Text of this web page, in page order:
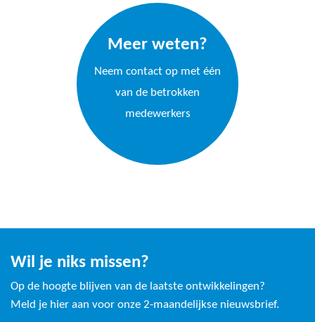
Meer weten?
Neem contact op met één
van de betrokken
medewerkers
Wil je niks missen?
Op de hoogte blijven van de laatste ontwikkelingen?
Meld je hier aan voor onze 2-maandelijkse nieuwsbrief.